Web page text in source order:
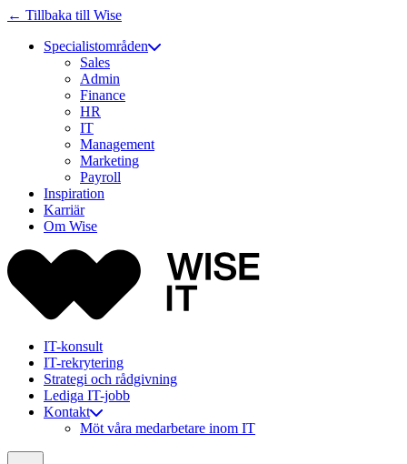
← Tillbaka till Wise
Specialistområden
Sales
Admin
Finance
HR
IT
Management
Marketing
Payroll
Inspiration
Karriär
Om Wise
IT-konsult
IT-rekrytering
Strategi och rådgivning
Lediga IT-jobb
Kontakt
Möt våra medarbetare inom IT